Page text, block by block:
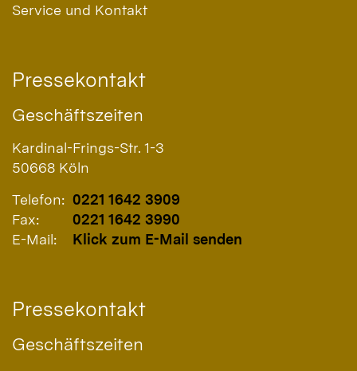
Service und Kontakt
Pressekontakt
Geschäftszeiten
Kardinal-Frings-Str. 1-3
50668 Köln
Telefon: 0221 1642 3909
Fax:
0221 1642 3990
E-Mail:
Klick zum E-Mail senden
Pressekontakt
Geschäftszeiten